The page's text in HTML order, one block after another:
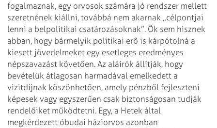
fogalmaznak, egy orvosok számára jó rendszer mellett
szeretnének kiállni, továbbá nem akarnak „célpontjai
lenni a belpolitikai csatározásoknak”. Ők sem hisznek
abban, hogy bármelyik politikai erő is kárpótolná a
kiesett jövedelmeket egy esetleges eredményes
népszavazást követően. Az aláírók állítják, hogy
bevételük átlagosan harmadával emelkedett a
vizitdíjnak köszönhetően, amely pénzből fejleszteni
képesek vagy egyszerűen csak biztonságosan tudják
rendelőiket működtetni. Egy, a Hetek által
megkérdezett óbudai háziorvos azonban